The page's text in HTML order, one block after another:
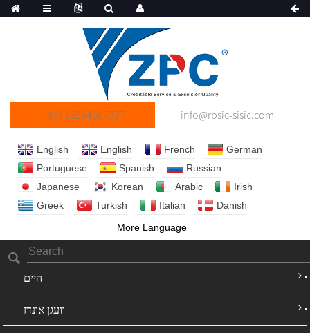
(+86) 15254687377 info@rbsic-sisic.com
English English French
German
Portuguese
Spanish
Russian
Japanese
Korean Arabic
Irish
Greek
Turkish Italian
Danish
More Language
היים
וועגן אונדז